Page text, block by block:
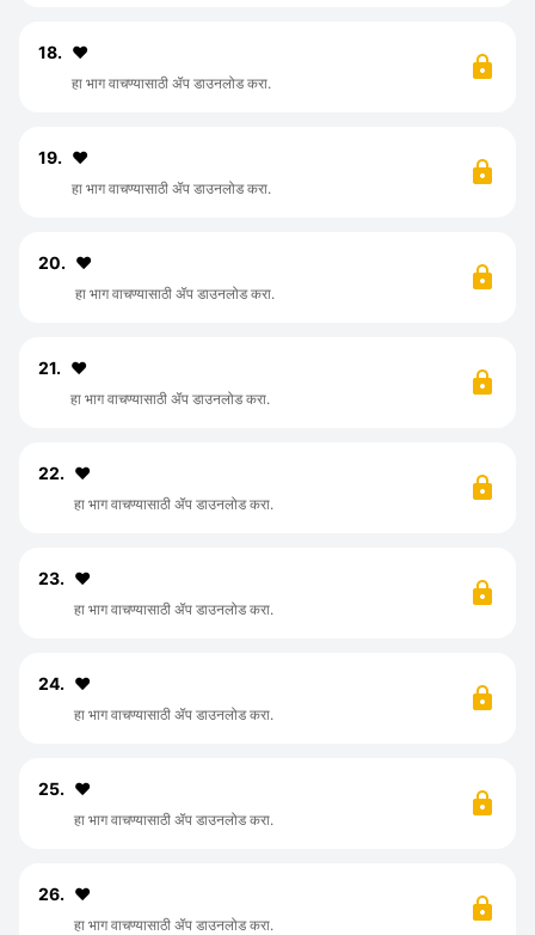
18. ❤️
हा भाग वाचण्यासाठी ॲप डाउनलोड करा.
19. ❤️
हा भाग वाचण्यासाठी ॲप डाउनलोड करा.
20. ♥️
हा भाग वाचण्यासाठी ॲप डाउनलोड करा.
21. ❤️
हा भाग वाचण्यासाठी ॲप डाउनलोड करा.
22. ♥️
हा भाग वाचण्यासाठी ॲप डाउनलोड करा.
23. ♥️
हा भाग वाचण्यासाठी ॲप डाउनलोड करा.
24. ❤️
हा भाग वाचण्यासाठी ॲप डाउनलोड करा.
25. ♥️
हा भाग वाचण्यासाठी ॲप डाउनलोड करा.
26. ❤️
हा भाग वाचण्यासाठी ॲप डाउनलोड करा.